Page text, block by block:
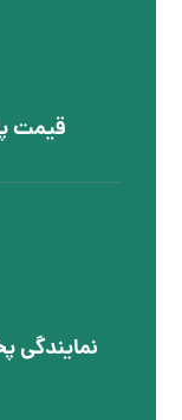
قیمت
نمایندگی